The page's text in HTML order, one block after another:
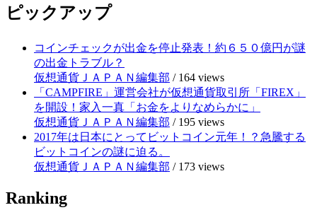
ピックアップ
コインチェックが出金を停止発表！約６５０億円が謎
の出金トラブル？
仮想通貨ＪＡＰＡＮ編集部 / 164 views
「CAMPFIRE」運営会社が仮想通貨取引所「FIREX」
を開設！家入一真「お金をよりなめらかに」
仮想通貨ＪＡＰＡＮ編集部 / 195 views
2017年は日本にとってビットコイン元年！？急騰する
ビットコインの謎に迫る。
仮想通貨ＪＡＰＡＮ編集部 / 173 views
Ranking